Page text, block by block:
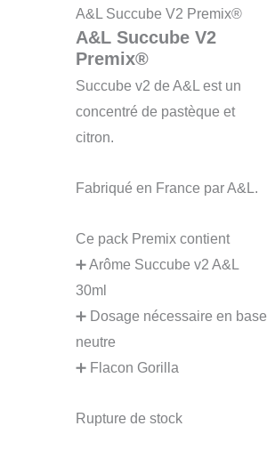
A&L Succube V2 Premix®
A&L Succube V2
Premix®
Succube v2 de A&L est un
concentré de pastèque et
citron.
Fabriqué en France par A&L.
Ce pack Premix contient
➕ Arôme Succube v2 A&L
30ml
➕ Dosage nécessaire en base
neutre
➕ Flacon Gorilla
Rupture de stock